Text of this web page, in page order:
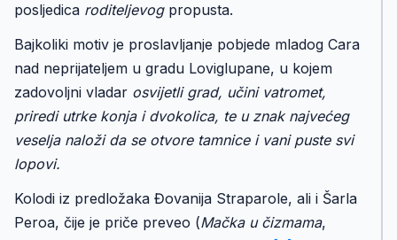
posljedica roditeljevogpropusta.
Bajkoliki motiv je proslavljanje pobjede mladog Cara
nad neprijateljem u gradu Loviglupane, u kojem
zadovoljni vladar osvijetli grad, učini vatromet,
priredi utrke konja i dvokolica, te u znak najvećeg
veselja naloži da se otvore tamnice i vani puste svi
lopovi.
Kolodi iz predložaka Đovanija Straparole, ali i Šarla
Peroa, čije je priče preveo (Mačka u čizmama,